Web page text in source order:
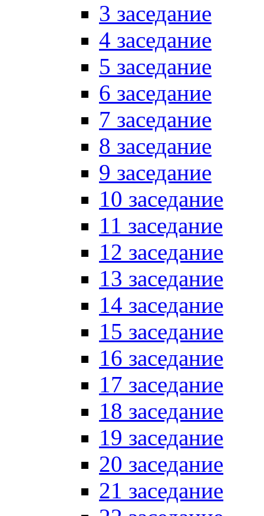
3 заседание
4 заседание
5 заседание
6 заседание
7 заседание
8 заседание
9 заседание
10 заседание
11 заседание
12 заседание
13 заседание
14 заседание
15 заседание
16 заседание
17 заседание
18 заседание
19 заседание
20 заседание
21 заседание